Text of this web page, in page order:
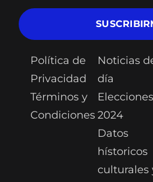
Política de
Privacidad
Términos y
Condiciones
Noticias
día
Elecciones
2024
Datos
hístoricos
culturales